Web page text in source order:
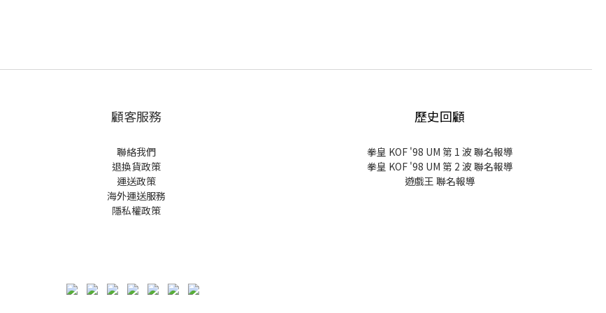
顧客服務
聯絡我們
退換貨政策
運送政策
海外運送服務
隱私權政策
歷史回顧
拳皇 KOF '98 UM 第 1 波 聯名報導
拳皇 KOF '98 UM 第 2 波 聯名報導
遊戲王 聯名報導